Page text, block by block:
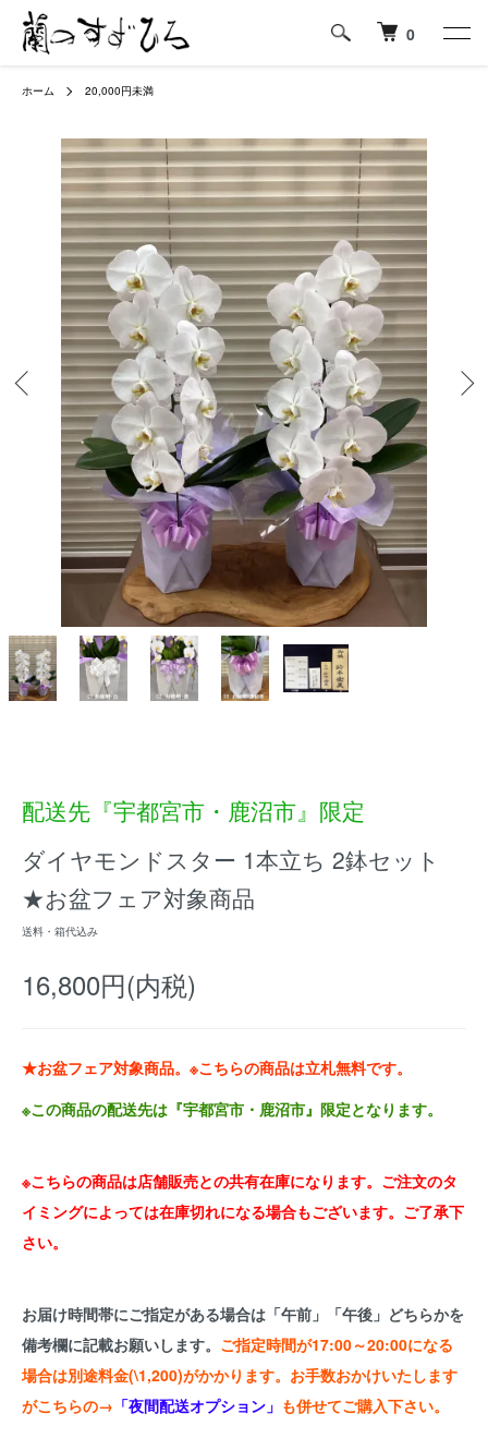
0
ホーム 20,000円未満
配送先『宇都宮市・鹿沼市』限定
ダイヤモンドスター 1本立ち 2鉢セット
★お盆フェア対象商品
送料・箱代込み
16,800円(内税)
★お盆フェア対象商品。※こちらの商品は立札無料です。
※この商品の配送先は『宇都宮市・鹿沼市』限定となります。
※こちらの商品は店舗販売との共有在庫になります。ご注文のタ
イミングによっては在庫切れになる場合もございます。ご了承下
さい。
お届け時間帯にご指定がある場合は「午前」「午後」どちらかを
備考欄に記載お願いします。 ご指定時間が17:00～20:00になる
場合は別途料金(\1,200)がかかります。お手数おかけいたします
がこちらの→ 「夜間配送オプション」 も併せてご購入下さい。